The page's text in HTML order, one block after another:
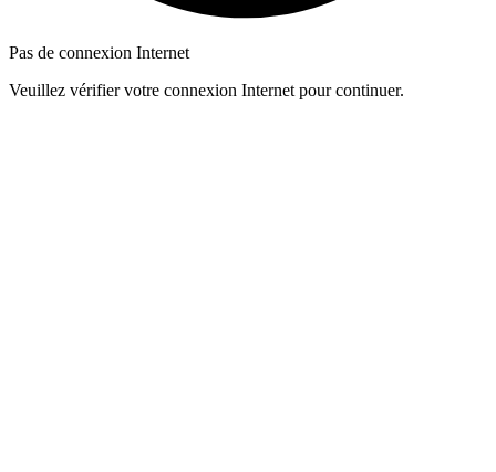
Pas de connexion Internet
Veuillez vérifier votre connexion Internet pour continuer.